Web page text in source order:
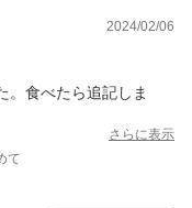
2024/02/06
。食べたら追記しま
さらに表示
て